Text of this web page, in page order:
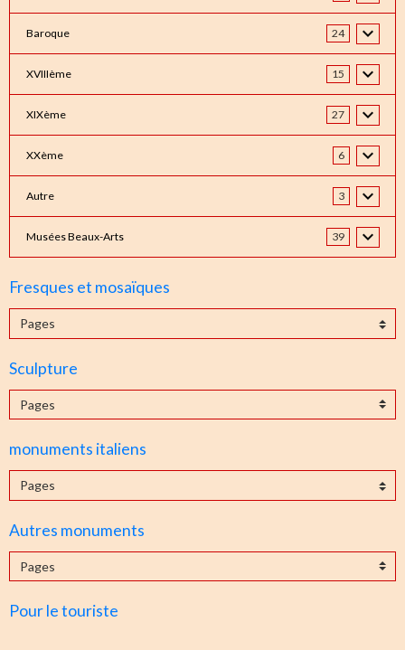
Baroque 24
XVIIIème 15
XIXème 27
XXème 6
Autre 3
Musées Beaux-Arts 39
Fresques et mosaïques
Sculpture
monuments italiens
Autres monuments
Pour le touriste